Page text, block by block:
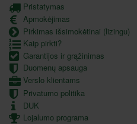
Pristatymas
Apmokėjimas
Pirkimas išsimokėtinai (lizingu)
Kaip pirkti?
Garantijos ir grąžinimas
Duomenų apsauga
Verslo klientams
Privatumo politika
DUK
Lojalumo programa